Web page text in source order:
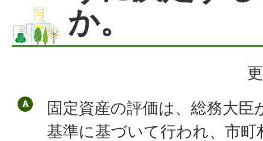
か。
固定資産の評価は、総務大臣
基準に基づいて行われ、市